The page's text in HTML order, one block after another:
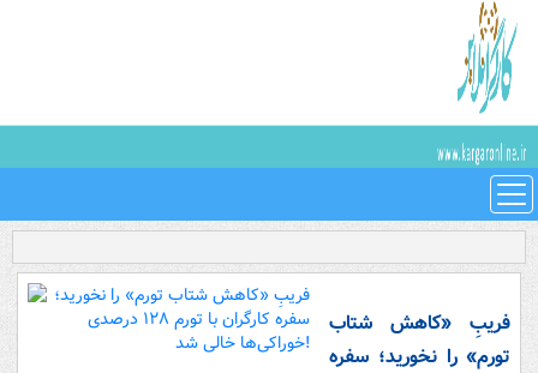
فریبِ «کاهش شتاب
تورم» را نخورید؛ سفره